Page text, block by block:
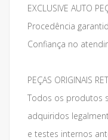
EXCLUSIVE AUTO
Procedência
Confiança no
PEÇAS ORIGINAIS
Todos os produtos
adquiridos
e testes internos